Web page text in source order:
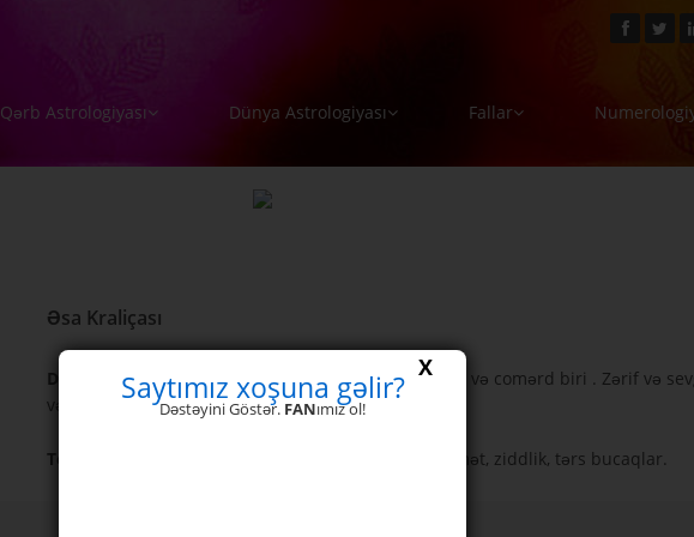
Qərb Astrologiyası Dünya Astrologiyası Fallar
Əsa Kraliçası
Düz -
Anlayışlı və sevgi dolu qumral bir qadın. İçdən və comərd biri . Zərif və
və təbiətə düşkün.
Ters - Qısqanclıq, aydın olmayan duyğular, müqavimət, ziddlik, tərs bucaqlar.
X
Saytımız xoşuna gəlir?
Dəstəyini Göstər. FANımız ol!